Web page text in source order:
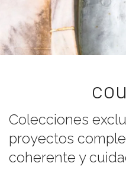
Colecciones
proyectos
coherente y